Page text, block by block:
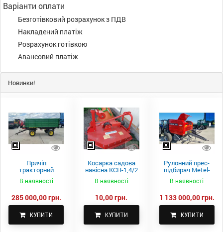
Варіанти оплати
Безготівковий розрахунок з ПДВ
Накладений платіж
Розрахунок готівкою
Авансовий платіж
Новинки!
Причіп
тракторний
самоскидний
Spike 2 ПТС-4
В наявності
285 000,00 грн.
КУПИТИ
Косарка садова
навісна КСН-1,4/2
В наявності
10,00 грн.
КУПИТИ
Рулонний прес-
підбирач Metel-
Fach Z 587
В наявності
1 133 000,00 грн.
КУПИТИ